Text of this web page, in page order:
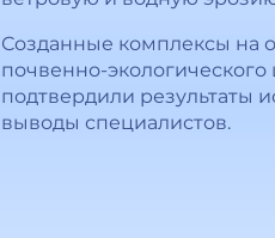
Созданные комплексы на
почвенно-
подтвердили результаты
выводы специалистов.